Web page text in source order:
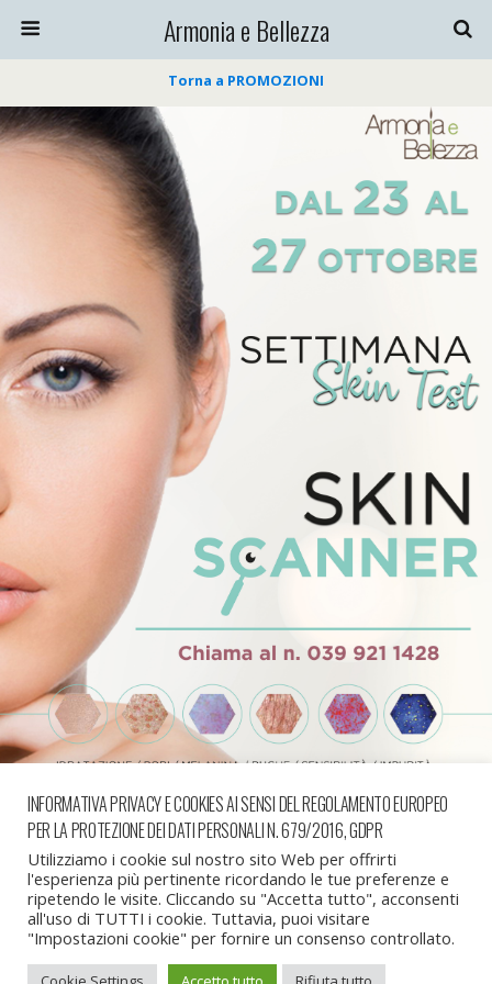
Armonia e Bellezza
Torna a PROMOZIONI
« precedente in galleria successiva in galleria »
Torna su
INFORMATIVA PRIVACY E COOKIES AI SENSI DEL REGOLAMENTO EUROPEO
PER LA PROTEZIONE DEI DATI PERSONALI N. 679/2016, GDPR
Utilizziamo i cookie sul nostro sito Web per offrirti
l'esperienza più pertinente ricordando le tue preferenze e
ripetendo le visite. Cliccando su "Accetta tutto", acconsenti
all'uso di TUTTI i cookie. Tuttavia, puoi visitare
"Impostazioni cookie" per fornire un consenso controllato.